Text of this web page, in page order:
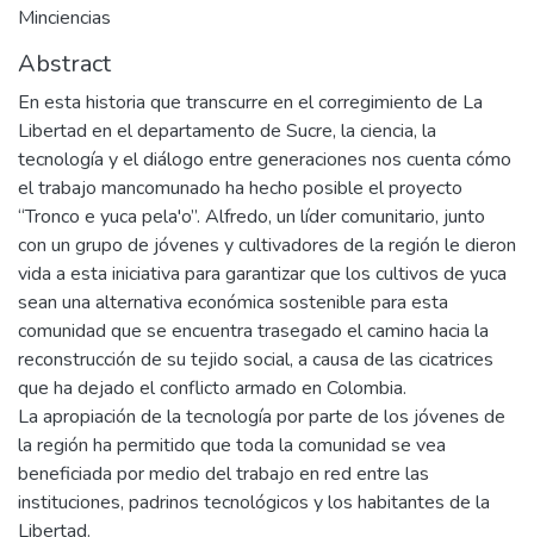
Minciencias
Abstract
En esta historia que transcurre en el corregimiento de La
Libertad en el departamento de Sucre, la ciencia, la
tecnología y el diálogo entre generaciones nos cuenta cómo
el trabajo mancomunado ha hecho posible el proyecto
“Tronco e yuca pela'o”. Alfredo, un líder comunitario, junto
con un grupo de jóvenes y cultivadores de la región le dieron
vida a esta iniciativa para garantizar que los cultivos de yuca
sean una alternativa económica sostenible para esta
comunidad que se encuentra trasegado el camino hacia la
reconstrucción de su tejido social, a causa de las cicatrices
que ha dejado el conflicto armado en Colombia.
La apropiación de la tecnología por parte de los jóvenes de
la región ha permitido que toda la comunidad se vea
beneficiada por medio del trabajo en red entre las
instituciones, padrinos tecnológicos y los habitantes de la
Libertad.